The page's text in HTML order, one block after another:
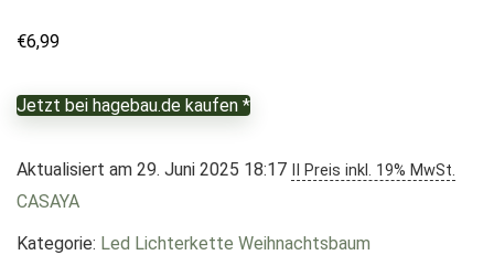
€6,99
Jetzt bei hagebau.de kaufen *
Aktualisiert am 29. Juni 2025 18:17 II Preis inkl. 19% MwSt.
CASAYA
Kategorie: Led Lichterkette Weihnachtsbaum